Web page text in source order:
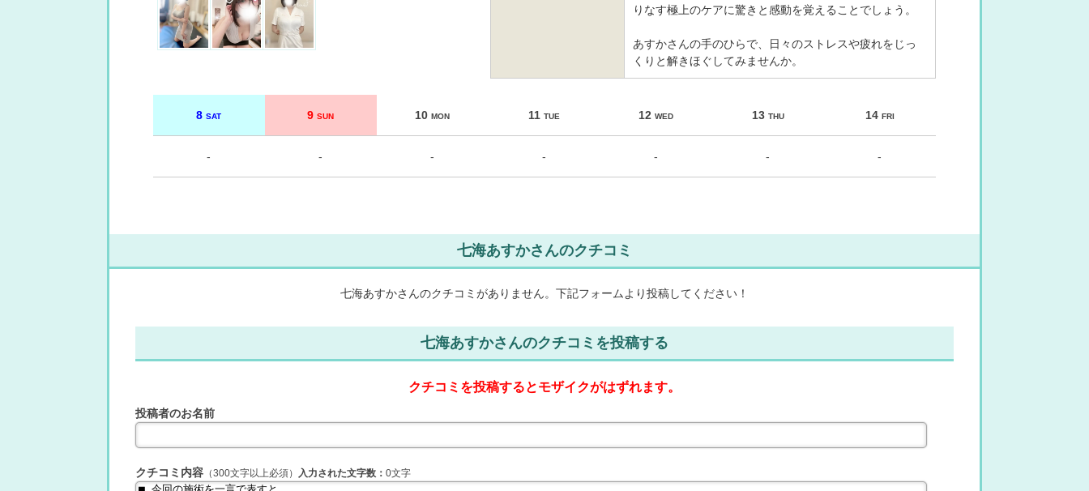
りなす極上のケアに驚きと感動を覚えることでしょう。
あすかさんの手のひらで、日々のストレスや疲れをじっ
くりと解きほぐしてみませんか。
8SAT 9SUN 10MON 11TUE 12WED 13 THU 14 FRI
- - - - - - -
七海あすかさんのクチコミ
七海あすかさんのクチコミがありません。 下記フォームより投稿してください！
七海あすかさんのクチコミを投稿する
クチコミを投稿するとモザイクがはずれます。
投稿者のお名前
クチコミ内容 （300文字以上必須） 入力された文字数：0文字